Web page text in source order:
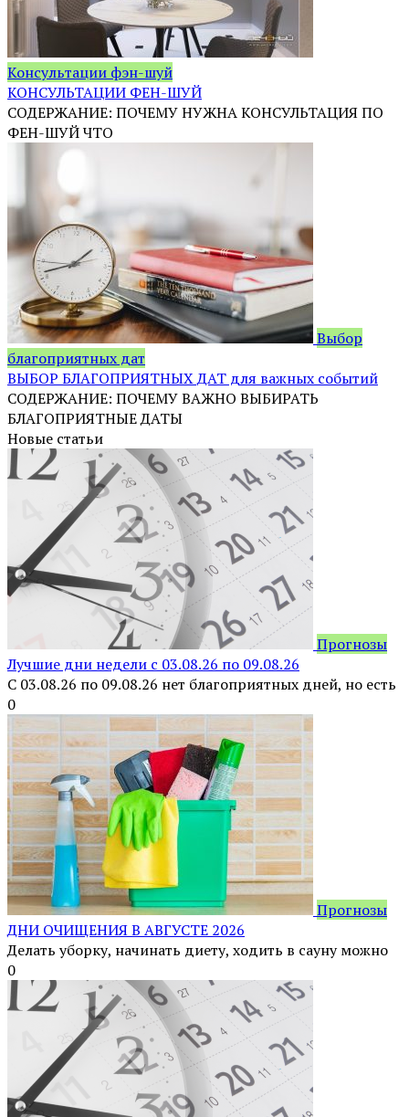
Консультации фэн-шуй
КОНСУЛЬТАЦИИ ФЕН-ШУЙ
СОДЕРЖАНИЕ: ПОЧЕМУ НУЖНА КОНСУЛЬТАЦИЯ ПО
ФЕН-ШУЙ ЧТО
Выбор
благоприятных дат
ВЫБОР БЛАГОПРИЯТНЫХ ДАТ для важных событий
СОДЕРЖАНИЕ: ПОЧЕМУ ВАЖНО ВЫБИРАТЬ
БЛАГОПРИЯТНЫЕ ДАТЫ
Новые статьи
Прогнозы
Лучшие дни недели с 03.08.26 по 09.08.26
С 03.08.26 по 09.08.26 нет благоприятных дней, но есть
0
Прогнозы
ДНИ ОЧИЩЕНИЯ В АВГУСТЕ 2026
Делать уборку, начинать диету, ходить в сауну можно
0